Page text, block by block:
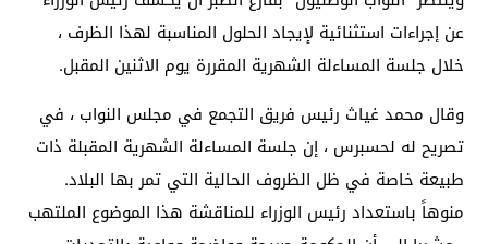
عن إجراءات استثنائية لإيجاد الحلول المناسبة لهذا الظرف ،
خلال جلسة المساءلة الشهرية المقررة يوم الاثنين المقبل.
وقال محمد غياث رئيس فريق التجمع في مجلس النواب ، في
تصريح له لحسبرس ، إن جلسة المساءلة الشهرية المقبلة ذات
طبيعة خاصة في ظل الظروف الحالية التي تمر بها البلاد.
منوهاً باستعداد رئيس الوزراء للمناقشة هذا الموضوع الملتهب